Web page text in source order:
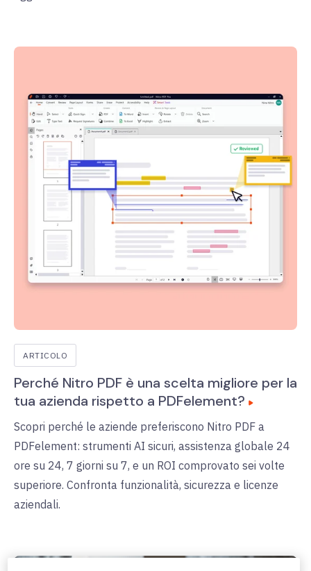
ARTICOLO
Perché Nitro PDF è una scelta migliore per la
tua azienda rispetto a PDFelement?
Scopri perché le aziende preferiscono Nitro PDF a
PDFelement: strumenti AI sicuri, assistenza globale 24
ore su 24, 7 giorni su 7, e un ROI comprovato sei volte
superiore. Confronta funzionalità, sicurezza e licenze
aziendali.